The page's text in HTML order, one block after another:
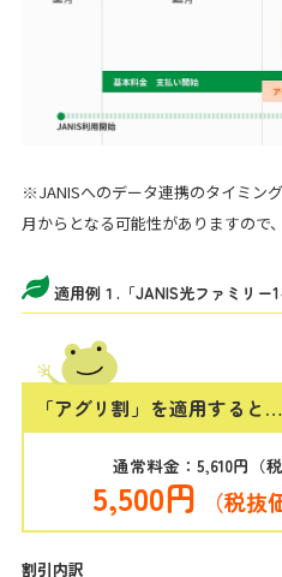
※JANISへのデータ連携のタイミン
月からとなる可能性がありますので
適用例１.「JANIS光ファミリー
「アグリ割」を適用すると…
通常料金 ：5,610円（
5,500円 （税抜
割引内訳